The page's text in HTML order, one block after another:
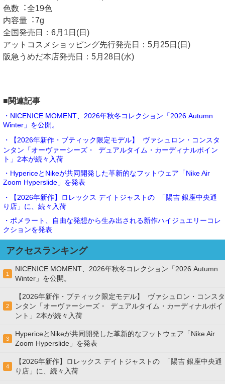
⾊数︓全19色
内容量︓7g
全国発売日：6月1日(日)
アットコスメショッピング先行発売日：5月25日(日)
阪急うめだ本店発売日：5月28日(水)
■関連記事
・NICENICE MOMENT、2026年秋冬コレクション「2026 Autumn
Winter」を公開。
・【2026年新作・ブティック限定モデル】 ヴァシュロン・コンスタ
ンタン「オーヴァーシーズ・ デュアルタイム・カーディナルポイン
ト」2本が続々入荷
・HypericeとNikeが共同開発した革新的なフットウェア「Nike Air
Zoom Hyperslide」を発表
・【2026年新作】ロレックス デイトジャストの 「陽吉 銀座中央通
り店」に、続々入荷
・ポメラート、自由な発想から生み出される新作ハイジュエリーコレ
クションを発表
アクセスランキング
1
NICENICE MOMENT、2026年秋冬コレクション「2026 Autumn
Winter」を公開。
2
【2026年新作・ブティック限定モデル】 ヴァシュロン・コンスタ
ンタン「オーヴァーシーズ・ デュアルタイム・カーディナルポイ
ント」2本が続々入荷
3
HypericeとNikeが共同開発した革新的なフットウェア「Nike Air
Zoom Hyperslide」を発表
4
【2026年新作】ロレックス デイトジャストの 「陽吉 銀座中央通
り店」に、続々入荷